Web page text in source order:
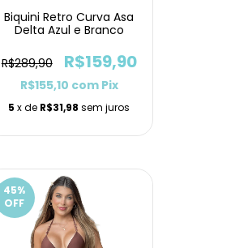
Biquini Retro Curva Asa
Delta Azul e Branco
R$289,90 R$159,90
R$155,10 com Pix
5 x de R$31,98 sem juros
45%
OFF